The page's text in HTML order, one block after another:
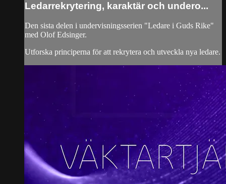
Ledarrekrytering, karaktär och undero...
Den sista delen i undervisningsserien "Ledare i Guds Rike"
med Olof Edsinger.
Utforska principerna för att rekrytera och utveckla nya ledare.